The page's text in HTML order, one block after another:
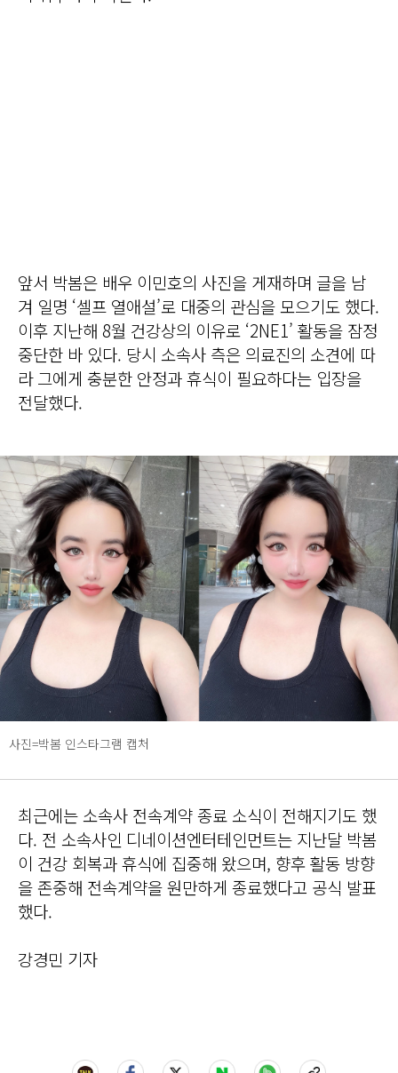
앞서 박봄은 배우 이민호의 사진을 게재하며 글을 남
겨 일명 ‘셀프 열애설’로 대중의 관심을 모으기도 했다.
이후 지난해 8월 건강상의 이유로 ‘2NE1’ 활동을 잠정
중단한 바 있다. 당시 소속사 측은 의료진의 소견에 따
라 그에게 충분한 안정과 휴식이 필요하다는 입장을
전달했다.
사진=박봄 인스타그램 캡처
최근에는 소속사 전속계약 종료 소식이 전해지기도 했
다. 전 소속사인 디네이션엔터테인먼트는 지난달 박봄
이 건강 회복과 휴식에 집중해 왔으며, 향후 활동 방향
을 존중해 전속계약을 원만하게 종료했다고 공식 발표
했다.
강경민 기자